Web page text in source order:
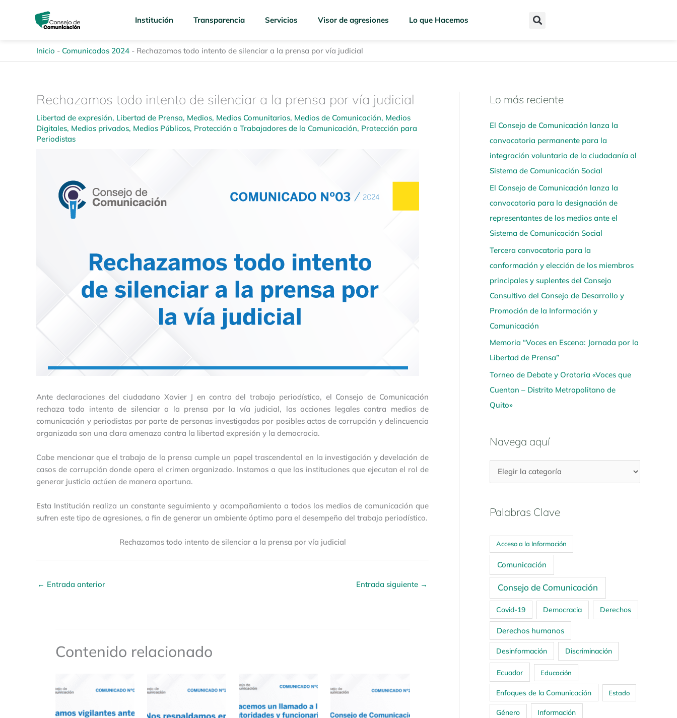
Institución Transparencia Servicios Visor de agresiones Lo que Hacemos
Inicio - Comunicados 2024 - Rechazamos todo intento de silenciar a la prensa por vía judicial
Rechazamos todo intento de silenciar a la prensa por vía judicial
Libertad de expresión, Libertad de Prensa, Medios, Medios Comunitarios, Medios de Comunicación, Medios
Digitales, Medios privados, Medios Públicos, Protección a Trabajadores de la Comunicación, Protección para
Periodistas
Ante declaraciones del ciudadano Xavier J en contra del trabajo periodístico, el Consejo de Comunicación
rechaza todo intento de silenciar a la prensa por la vía judicial, las acciones legales contra medios de
comunicación y periodistas por parte de personas investigadas por posibles actos de corrupción y delincuencia
organizada son una clara amenaza contra la libertad expresión y la democracia.
Cabe mencionar que el trabajo de la prensa cumple un papel trascendental en la investigación y develación de
casos de corrupción donde opera el crimen organizado. Instamos a que las instituciones que ejecutan el rol de
generar justicia actúen de manera oportuna.
Esta Institución realiza un constante seguimiento y acompañamiento a todos los medios de comunicación que
sufren este tipo de agresiones, a fin de generar un ambiente óptimo para el desempeño del trabajo periodístico.
Rechazamos todo intento de silenciar a la prensa por vía judicial
← Entrada anterior Entrada siguiente →
Contenido relacionado
Lo más reciente
El Consejo de Comunicación lanza la
convocatoria permanente para la
integración voluntaria de la ciudadanía al
Sistema de Comunicación Social
El Consejo de Comunicación lanza la
convocatoria para la designación de
representantes de los medios ante el
Sistema de Comunicación Social
Tercera convocatoria para la
conformación y elección de los miembros
principales y suplentes del Consejo
Consultivo del Consejo de Desarrollo y
Promoción de la Información y
Comunicación
Memoria “Voces en Escena: Jornada por la
Libertad de Prensa”
Torneo de Debate y Oratoria «Voces que
Cuentan – Distrito Metropolitano de
Quito»
Navega aquí
N
v
e
g
a
a
q
u
í
Palabras Clave
Acceso a la Información
Comunicación
Consejo de Comunicación
Covid-19 Democracia Derechos
Derechos humanos
Desinformación Discriminación
Ecuador Educación
Enfoques de la Comunicación Estado
Género Información